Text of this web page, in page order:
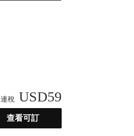
連稅 USD59
查看可訂